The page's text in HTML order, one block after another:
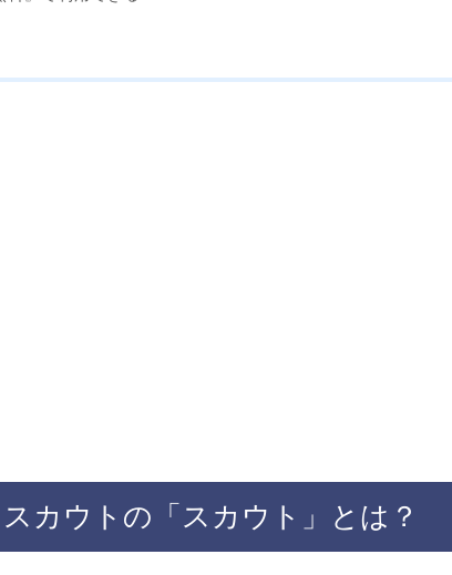
カウトの「スカウト」とは？